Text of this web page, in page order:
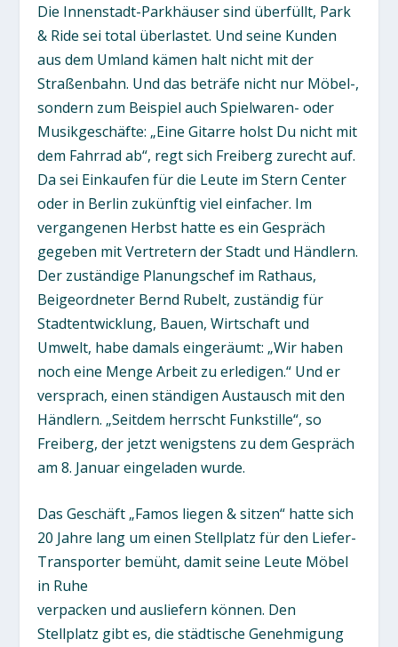
Die Innenstadt-Parkhäuser sind überfüllt, Park
& Ride sei total überlastet. Und seine Kunden
aus dem Umland kämen halt nicht mit der
Straßenbahn. Und das beträfe nicht nur Möbel-,
sondern zum Beispiel auch Spielwaren- oder
Musikgeschäfte: „Eine Gitarre holst Du nicht mit
dem Fahrrad ab“, regt sich Freiberg zurecht auf.
Da sei Einkaufen für die Leute im Stern Center
oder in Berlin zukünftig viel einfacher. Im
vergangenen Herbst hatte es ein Gespräch
gegeben mit Vertretern der Stadt und Händlern.
Der zuständige Planungschef im Rathaus,
Beigeordneter Bernd Rubelt, zuständig für
Stadtentwicklung, Bauen, Wirtschaft und
Umwelt, habe damals eingeräumt: „Wir haben
noch eine Menge Arbeit zu erledigen.“ Und er
versprach, einen ständigen Austausch mit den
Händlern. „Seitdem herrscht Funkstille“, so
Freiberg, der jetzt wenigstens zu dem Gespräch
am 8. Januar eingeladen wurde.
Das Geschäft „Famos liegen & sitzen“ hatte sich
20 Jahre lang um einen Stellplatz für den Liefer-
Transporter bemüht, damit seine Leute Möbel
in Ruhe
verpacken und ausliefern können. Den
Stellplatz gibt es, die städtische Genehmigung